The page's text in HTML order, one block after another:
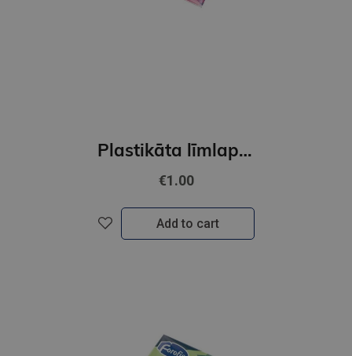
Plastikāta līmlapiņas-indeksi FOROFIS 4neona kr.*40lp 20*50mm
€1.00
Add to cart